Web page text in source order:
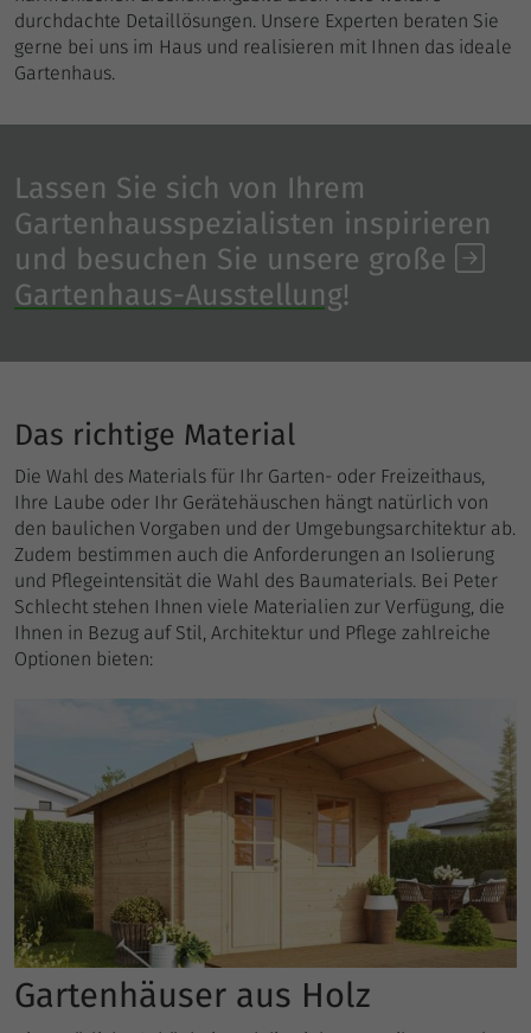
durchdachte Detaillösungen. Unsere Experten beraten Sie
gerne bei uns im Haus und realisieren mit Ihnen das ideale
Gartenhaus.
Lassen Sie sich von Ihrem
Gartenhausspezialisten inspirieren
und besuchen Sie unsere große
Gartenhaus-Ausstellung!
Das richtige Material
Die Wahl des Materials für Ihr Garten- oder Freizeithaus,
Ihre Laube oder Ihr Gerätehäuschen hängt natürlich von
den baulichen Vorgaben und der Umgebungsarchitektur ab.
Zudem bestimmen auch die Anforderungen an Isolierung
und Pflegeintensität die Wahl des Baumaterials. Bei Peter
Schlecht stehen Ihnen viele Materialien zur Verfügung, die
Ihnen in Bezug auf Stil, Architektur und Pflege zahlreiche
Optionen bieten:
Gartenhäuser aus Holz
Zweck
Einstellungen. Unter anderem eine
zufällig generierte ID, für die historische
Speicherung Ihrer vorgenommen
Anbieter Google Analytics
Zweck
Anhand dieser ID kann Google Analytics
wiederkehrende User auf dieser Website
wiedererkennen und die Daten von
früheren Besuchen zusammenführen.
Laufzeit 1 Minute
Zweck
Bestimmte Daten werden nur maximal
einmal pro Minute an Google Analytics
gesendet. Das Cookie hat eine
Lebensdauer von einer Minute. Solange
es gesetzt ist, werden bestimmte
Datenübertragungen unterbunden.